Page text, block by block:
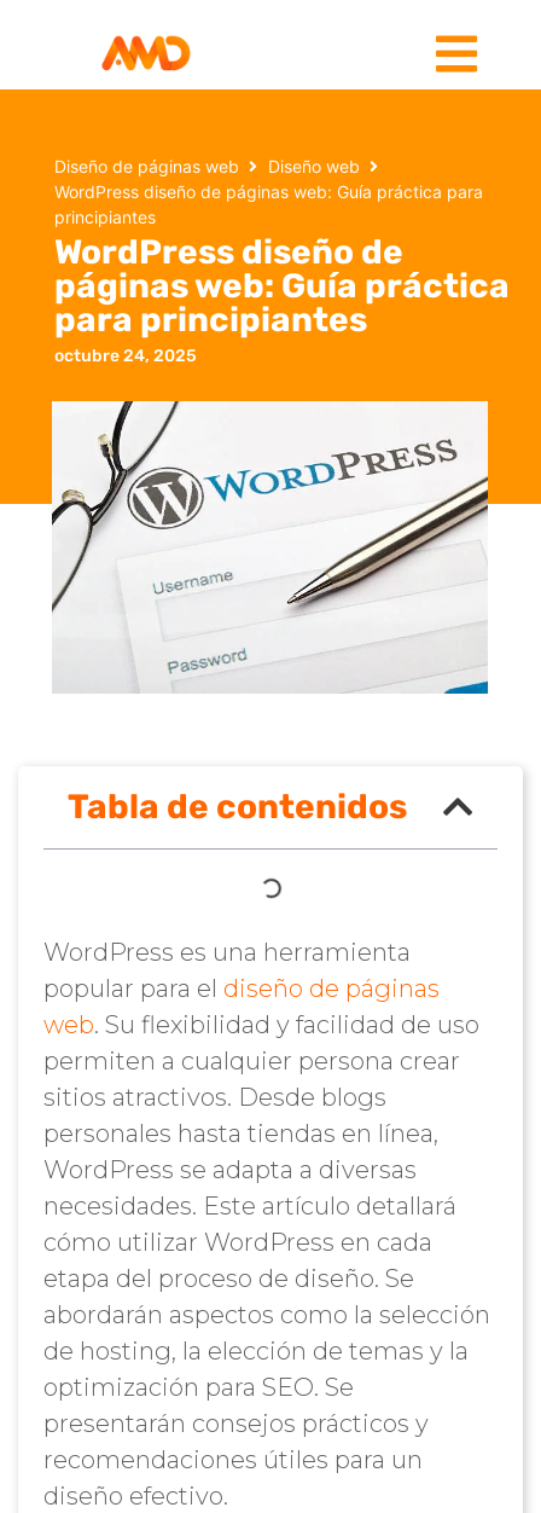
Diseño de páginas web
Diseño web
WordPress diseño de páginas web: Guía práctica para
principiantes
WordPress diseño de
páginas web: Guía práctica
para principiantes
octubre 24, 2025
Tabla de contenidos
WordPress es una herramienta
popular para el diseño de páginas
web. Su flexibilidad y facilidad de uso
permiten a cualquier persona crear
sitios atractivos. Desde blogs
personales hasta tiendas en línea,
WordPress se adapta a diversas
necesidades. Este artículo detallará
cómo utilizar WordPress en cada
etapa del proceso de diseño. Se
abordarán aspectos como la selección
de hosting, la elección de temas y la
optimización para SEO. Se
presentarán consejos prácticos y
recomendaciones útiles para un
diseño efectivo.